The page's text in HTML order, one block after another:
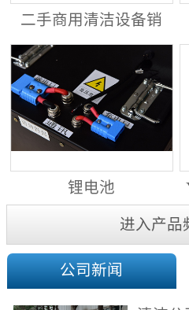
二手商用清洁设备销
锂电池
进入产品
公司新闻